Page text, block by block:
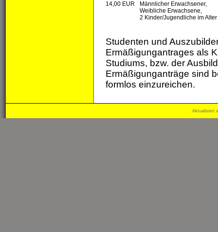
14,00 EUR
Männlicher Erwachsener,
Weibliche Erwachsene,
2 Kinder/Jugendliche im
Studenten und
Ermäßigungantrages als
Studiums, bzw. der
Ermäßigunganträge sind
formlos einzureichen.
Aktualisiert